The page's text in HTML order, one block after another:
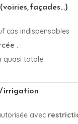
façades…)
cas indispensables
:
quasi totale
irrigation
avec